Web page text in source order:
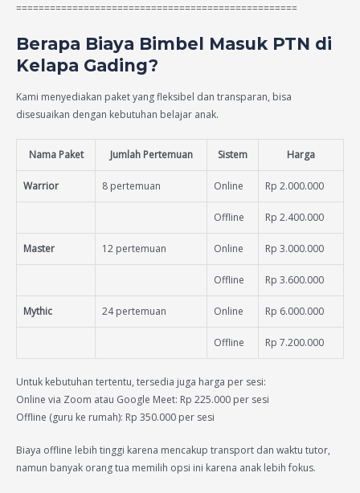
==================================================
Berapa Biaya Bimbel Masuk PTN di
Kelapa Gading?
Kami menyediakan paket yang fleksibel dan transparan, bisa
disesuaikan dengan kebutuhan belajar anak.
Nama Paket Jumlah Pertemuan Sistem Harga
Warrior 8 pertemuan Online Rp 2.000.000
Offline Rp 2.400.000
Master 12 pertemuan Online Rp 3.000.000
Offline Rp 3.600.000
Mythic 24 pertemuan Online Rp 6.000.000
Offline Rp 7.200.000
Untuk kebutuhan tertentu, tersedia juga harga per sesi:
Online via Zoom atau Google Meet: Rp 225.000 per sesi
Offline (guru ke rumah): Rp 350.000 per sesi
Biaya offline lebih tinggi karena mencakup transport dan waktu tutor,
namun banyak orang tua memilih opsi ini karena anak lebih fokus.